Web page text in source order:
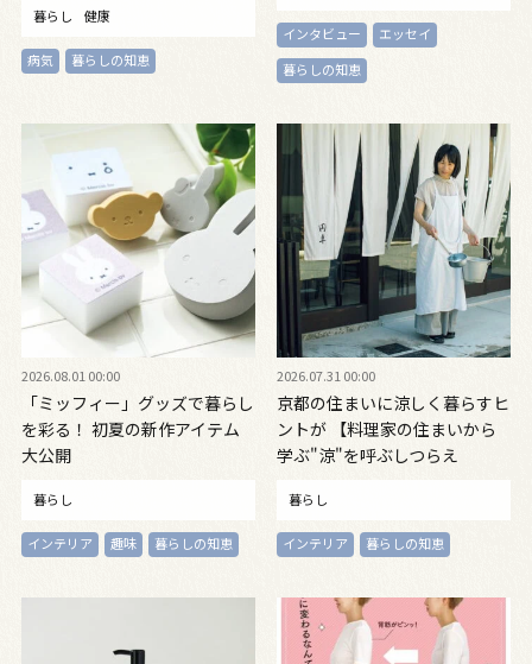
暮らし 健康
病気 暮らしの知恵
インタビュー
エッセイ
暮らしの知恵
2026.08.01 00:00
「ミッフィー」グッズで暮らし
を彩る！ 初夏の新作アイテム
大公開
暮らし
インテリア 趣味 暮らしの知恵
2026.07.31 00:00
京都の住まいに涼しく暮らすヒ
ントが 【料理家の住まいから
学ぶ"涼"を呼ぶしつらえ
暮らし
インテリア 暮らしの知恵